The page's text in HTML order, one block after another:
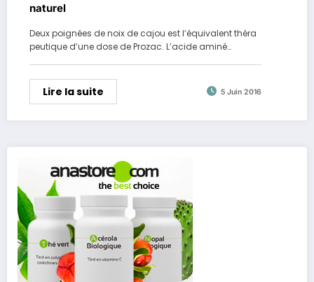
naturel
Deux poignées de noix de cajou est l’équivalent théra
peutique d’une dose de Prozac. L’acide aminé…
Lire la suite 5 Juin 2016